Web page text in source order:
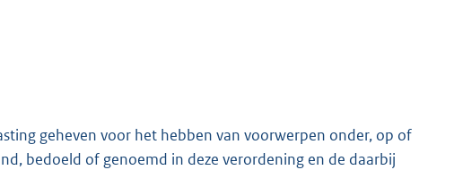
geheven voor het hebben van voorwerpen onder, op of
bedoeld of genoemd in deze verordening en de daarbij